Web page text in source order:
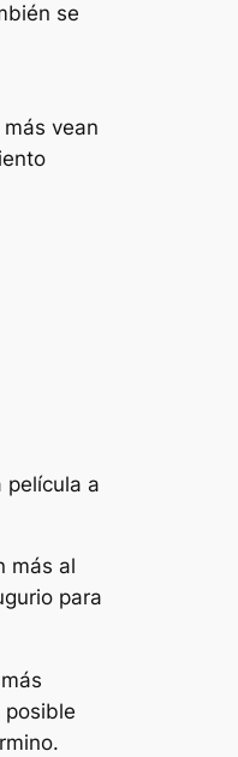
se
vean
película a
más al
para
posible